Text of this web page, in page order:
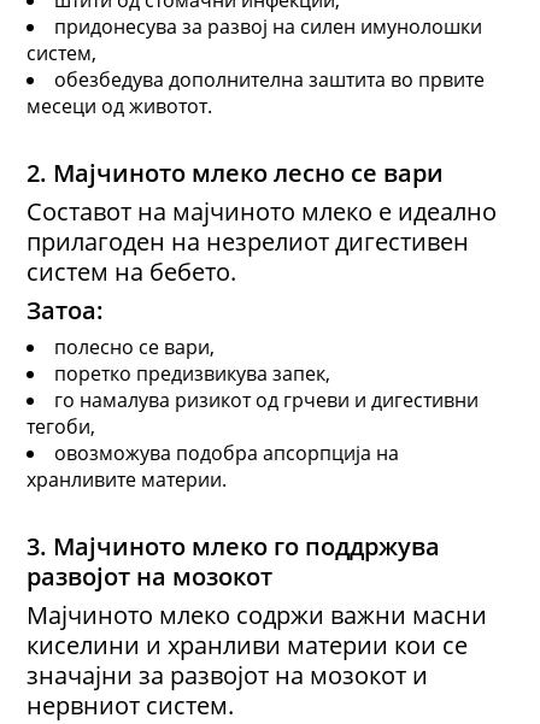
придонесува за развој на силен имунолошки
систем,
обезбедува дополнителна заштита во првите
месеци од животот.
2. Мајчиното млеко лесно се вари
Составот на мајчиното млеко е идеално
прилагоден на незрелиот дигестивен
систем на бебето.
Затоа:
полесно се вари,
поретко предизвикува запек,
го намалува ризикот од грчеви и дигестивни
тегоби,
овозможува подобра апсорпција на
хранливите материи.
3. Мајчиното млеко го поддржува
развојот на мозокот
Мајчиното млеко содржи важни масни
киселини и хранливи материи кои се
значајни за развојот на мозокот и
нервниот систем.